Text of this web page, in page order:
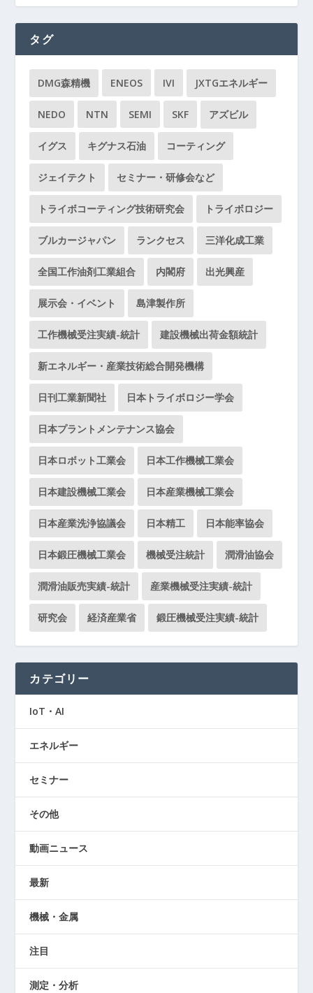
タグ
DMG森精機 ENEOS IVI JXTGエネルギー
NEDO NTN SEMI SKF アズビル
イグス キグナス石油 コーティング
ジェイテクト セミナー・研修会など
トライボコーティング技術研究会 トライボロジー
ブルカージャパン ランクセス 三洋化成工業
全国工作油剤工業組合 内閣府 出光興産
展示会・イベント 島津製作所
工作機械受注実績-統計 建設機械出荷金額統計
新エネルギー・産業技術総合開発機構
日刊工業新聞社 日本トライボロジー学会
日本プラントメンテナンス協会
日本ロボット工業会 日本工作機械工業会
日本建設機械工業会 日本産業機械工業会
日本産業洗浄協議会 日本精工 日本能率協会
日本鍛圧機械工業会 機械受注統計 潤滑油協会
潤滑油販売実績-統計 産業機械受注実績-統計
研究会 経済産業省 鍛圧機械受注実績-統計
カテゴリー
IoT・AI
エネルギー
セミナー
その他
動画ニュース
最新
機械・金属
注目
測定・分析